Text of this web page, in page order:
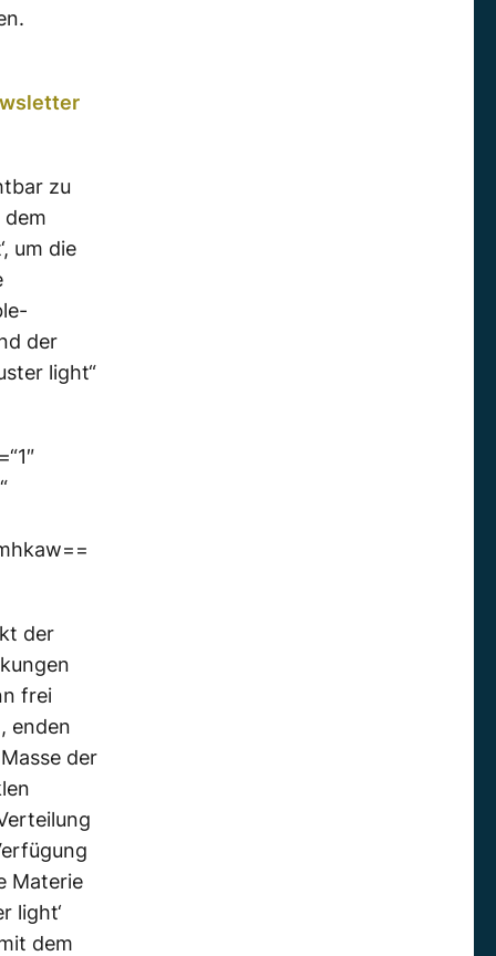
zu
dem
um die
der
light“
der
frei
enden
der
Materie
light‘
dem